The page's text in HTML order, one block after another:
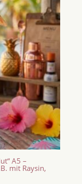
A5 –
mit Raysin,